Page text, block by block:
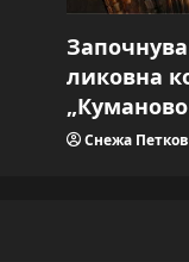
ликовна
„Куманово
Снежа